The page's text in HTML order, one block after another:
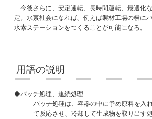
今後さらに、安定運転、長時間運転、最適化
定。水素社会になれば、例えば製材工場の横に
水素ステーションをつくることが可能になる。
用語の説明
◆バッチ処理、連続処理
バッチ処理は、容器の中に予め原料を入
て反応させ、冷却して生成物を取り出す